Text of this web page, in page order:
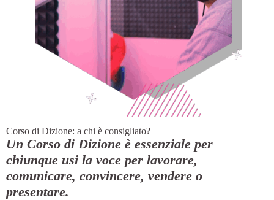
Corso di Dizione: a chi è consigliato?
Un Corso di Dizione è essenziale per
chiunque usi la voce per lavorare,
comunicare, convincere, vendere o
presentare.